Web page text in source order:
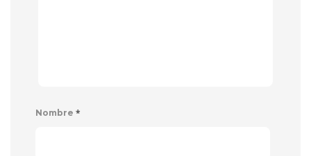
Nombre *